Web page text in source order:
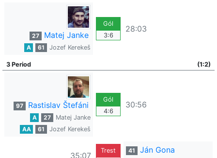
27 Matej Janke
A 61 Jozef Kerekeš
Gól
3:6
28:03
3 Period (1:2)
97 Rastislav Štefáni
A 27
Matej Janke
AA
61 Jozef Kerekeš
Gól
4:6
30:56
35:07
Trest 41 Ján Gona